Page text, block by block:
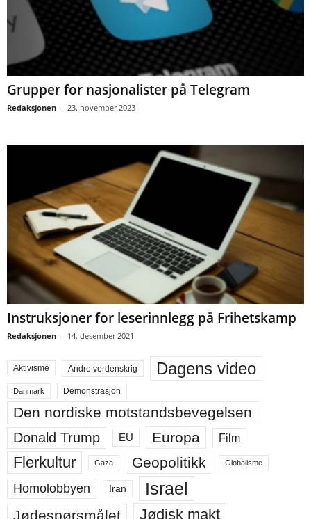
Grupper for nasjonalister på Telegram
Redaksjonen - 23. november 2023
Instruksjoner for leserinnlegg på Frihetskamp
Redaksjonen - 14. desember 2021
Aktivisme Andre verdenskrig Dagens video
Danmark Demonstrasjon
Den nordiske motstandsbevegelsen
Donald Trump EU Europa Film
Flerkultur Gaza Geopolitikk Globalisme
Homolobbyen Iran Israel
Jødespørsmålet Jødisk makt